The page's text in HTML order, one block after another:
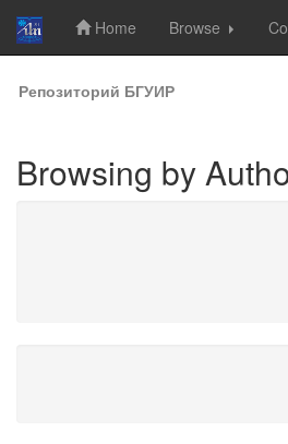
Skip
navigation
Home Browse
Репозиторий БГУИР
Browsing by